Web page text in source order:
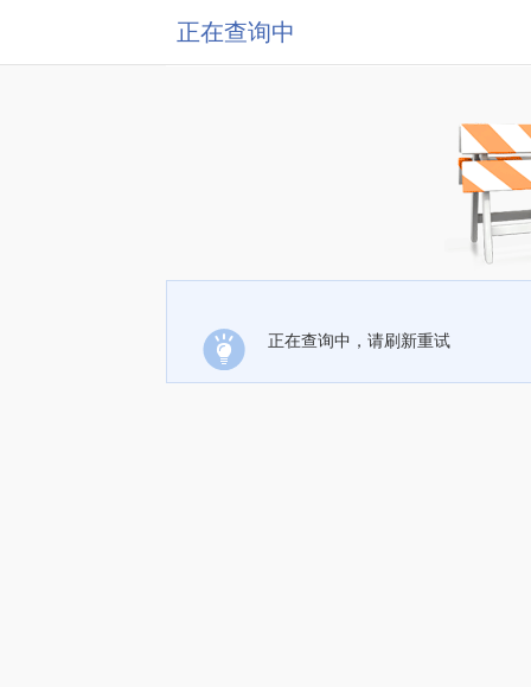
正在查询中
正在查询中，请刷新重试